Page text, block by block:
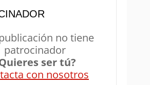
no tiene
patrocinador
ser tú?
con nosotros